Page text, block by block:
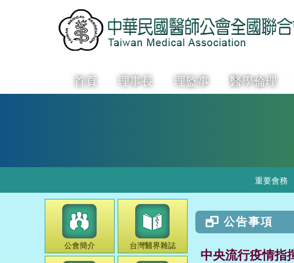
首頁 理事長 理監事 醫學倫理
重要會務
公會簡介 台灣醫界雜誌
公告事項
中央流行疫情指